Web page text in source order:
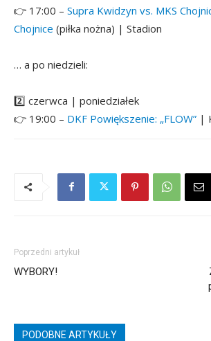
👉 17:00 – Supra Kwidzyn vs. MKS
Chojnice (piłka nożna) | Stadion
… a po niedzieli:
2️⃣ czerwca | poniedziałek
👉 19:00 – DKF Powiększenie: „FLOW” |
Poprzedni artykuł
WYBORY!
PODOBNE ARTYKUŁY